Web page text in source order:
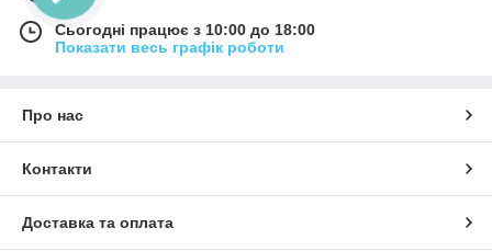
Сьогодні працює з 10:00 до 18:00
Показати весь графік роботи
Про нас
Контакти
Доставка та оплата